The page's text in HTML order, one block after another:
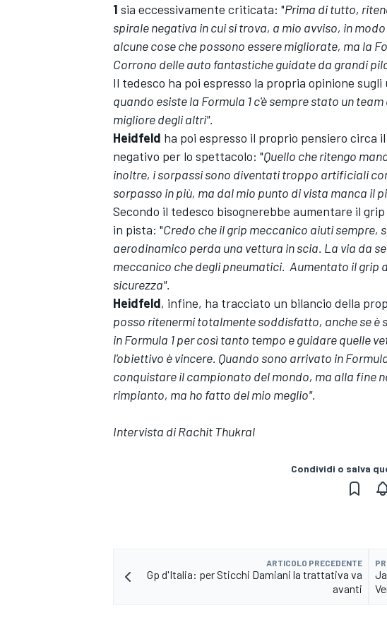
1 sia eccessivamente criticata: "Prima di tutto,
spirale negativa in cui si trova, a mio avviso, in
alcune cose che possono essere migliorate, ma la
Corrono delle auto fantastiche guidate da grandi
Il tedesco ha poi espresso la propria opinione
quando esiste la Formula 1 c'è sempre stato un
migliore degli altri".
Heidfeld ha poi espresso il proprio pensiero circa il
negativo per lo spettacolo: "Quello che ritengo
inoltre, i sorpassi sono diventati troppo artificiali
sorpasso in più, ma dal mio punto di vista manca il
Secondo il tedesco bisognerebbe aumentare il
in pista: "Credo che il grip meccanico aiuti
aerodinamico perda una vettura in scia. La via da
meccanico che degli pneumatici. Aumentato il grip
sicurezza".
Heidfeld, infine, ha tracciato un bilancio della
posso ritenermi totalmente soddisfatto, anche se
in Formula 1 per così tanto tempo e guidare quelle
l'obiettivo è vincere. Quando sono arrivato in
conquistare il campionato del mondo, ma alla fine
rimpianto, ma ho fatto del mio meglio".
Intervista di Rachit Thukral
Condividi o salva
ARTICOLO PRECEDENTE
Gp d'Italia: per Sticchi Damiani la trattativa va
avanti